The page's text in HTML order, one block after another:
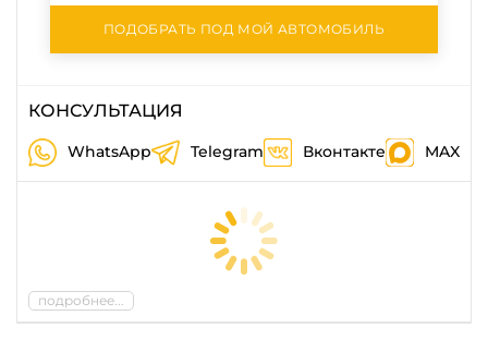
ПОДОБРАТЬ ПОД МОЙ АВТОМОБИЛЬ
КОНСУЛЬТАЦИЯ
WhatsApp Telegram Вконтакте MAX
подробнее...